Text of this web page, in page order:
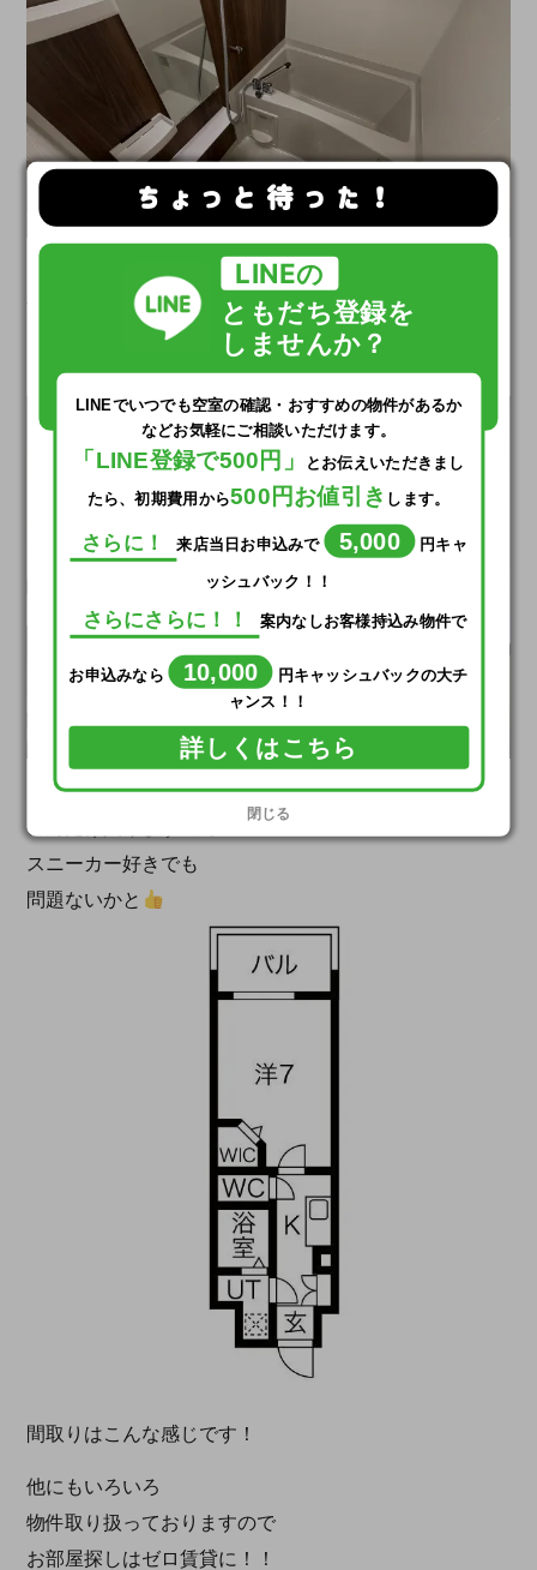
ちょっと待った！
LINEの
ともだち登録を
しませんか？
LINEでいつでも空室の確認・おすすめの物件があるか
などお気軽にご相談いただけます。
「LINE登録で500円」
とお伝えいただきまし
たら、初期費用から500円お値引き します。
さらに！ 来店当日お申込みで 5,000 円キャ
ッシュバック！！
さらにさらに！！ 案内なしお客様持込み物件で
お申込みなら 10,000
円キャッシュバックの大チ
ャンス！！
詳しくはこちら
閉じる
お風呂等はごく普通です
浴室乾燥も付いてます！
シャワーヘッドが銀色で
ちょっと高級感ありますね
シューズBOX
こんだけ入りますので
スニーカー好きでも
問題ないかと
間取りはこんな感じです！
他にもいろいろ
物件取り扱っておりますので
お部屋探しはゼロ賃貸に！！